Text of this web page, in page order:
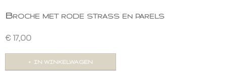
Broche met rode strass en parels
€ 17,00
IN WINKELWAGEN